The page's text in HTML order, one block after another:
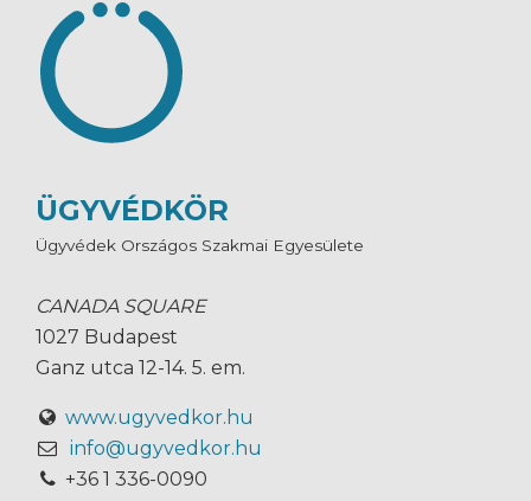
ÜGYVÉDKÖR
Ügyvédek Országos Szakmai Egyesülete
CANADA SQUARE
1027 Budapest
Ganz utca 12-14. 5. em.
www.ugyvedkor.hu
info@ugyvedkor.hu
+36 1 336-0090